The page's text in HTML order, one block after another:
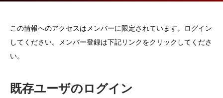
この情報へのアクセスはメンバーに限定されています。ログイン
してください。メンバー登録は下記リンクをクリックしてくださ
い。
既存ユーザのログイン